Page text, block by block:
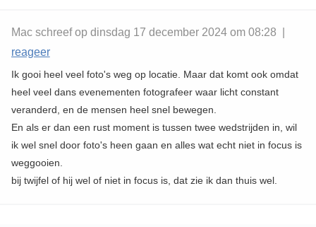
Mac schreef op dinsdag 17 december 2024 om 08:28 |
reageer
Ik gooi heel veel foto's weg op locatie. Maar dat komt ook omdat
heel veel dans evenementen fotografeer waar licht constant
veranderd, en de mensen heel snel bewegen.
En als er dan een rust moment is tussen twee wedstrijden in, wil
ik wel snel door foto's heen gaan en alles wat echt niet in focus is
weggooien.
bij twijfel of hij wel of niet in focus is, dat zie ik dan thuis wel.